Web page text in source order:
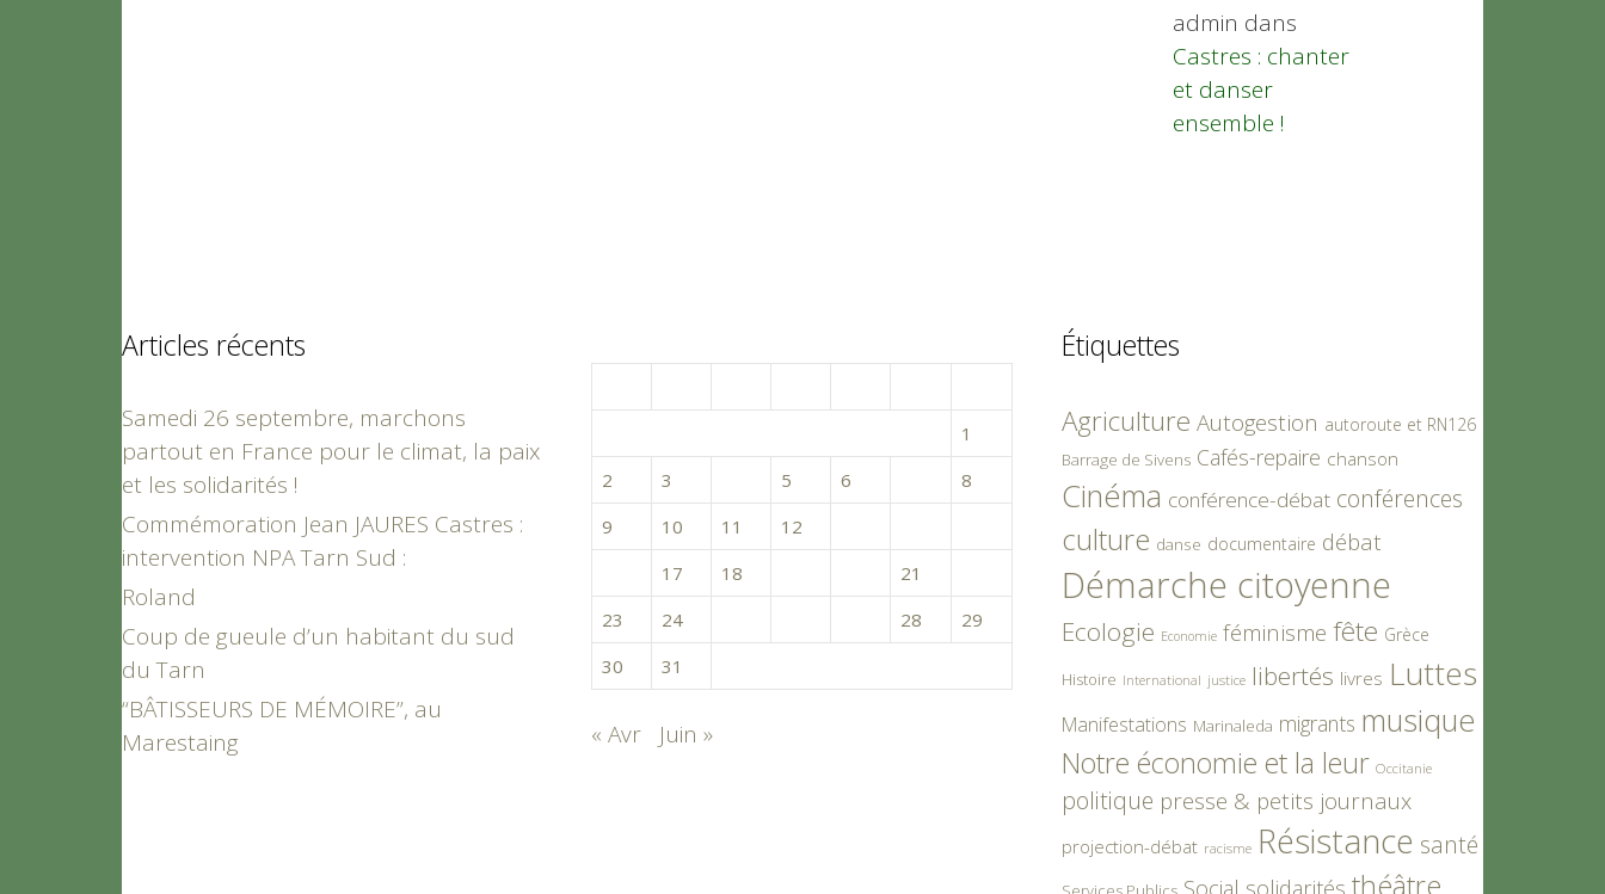
admin dans
Castres : chanter
et danser
ensemble !
Articles récents
Samedi 26 septembre, marchons
partout en France pour le climat, la paix
et les solidarités !
Commémoration Jean JAURES Castres :
intervention NPA Tarn Sud :
Roland
Coup de gueule d’un habitant du sud
du Tarn
“BÂTISSEURS DE MÉMOIRE”, au
Marestaing
1
2
3 5 6
8
9
10 11 12
17 18 21
23
24 28
29
30
31
« Avr Juin »
Étiquettes
Agriculture Autogestion autoroute et RN126
Barrage de Sivens Cafés-repaire chanson
Cinéma conférence-débat conférences
culture danse documentaire débat
Démarche citoyenne
Ecologie Economie féminisme fête Grèce
Histoire International justice libertés livres Luttes
Manifestations Marinaleda migrants musique
Notre économie et la leur Occitanie
politique presse & petits journaux
projection-débat racisme Résistance santé
Social solidarités théâtre